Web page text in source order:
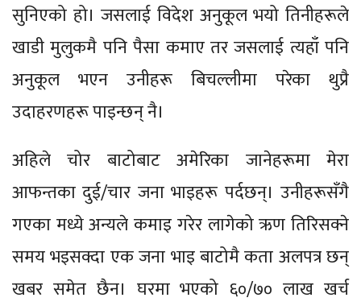
सुनिएको हो। जसलाई विदेश अनुकूल भयो तिनीहरूले
खाडी मुलुकमै पनि पैसा कमाए तर जसलाई त्यहाँ पनि
अनुकूल भएन उनीहरू बिचल्लीमा परेका थुप्रै
उदाहरणहरू पाइन्छन् नै।
अहिले चोर बाटोबाट अमेरिका जानेहरूमा मेरा
आफन्तका दुई/चार जना भाइहरू पर्दछन्। उनीहरूसँगै
गएका मध्ये अन्यले कमाइ गरेर लागेको ऋण तिरिसक्ने
समय भइसक्दा एक जना भाइ बाटोमै कता अलपत्र छन्
खबर समेत छैन। घरमा भएको ६०/७० लाख खर्च